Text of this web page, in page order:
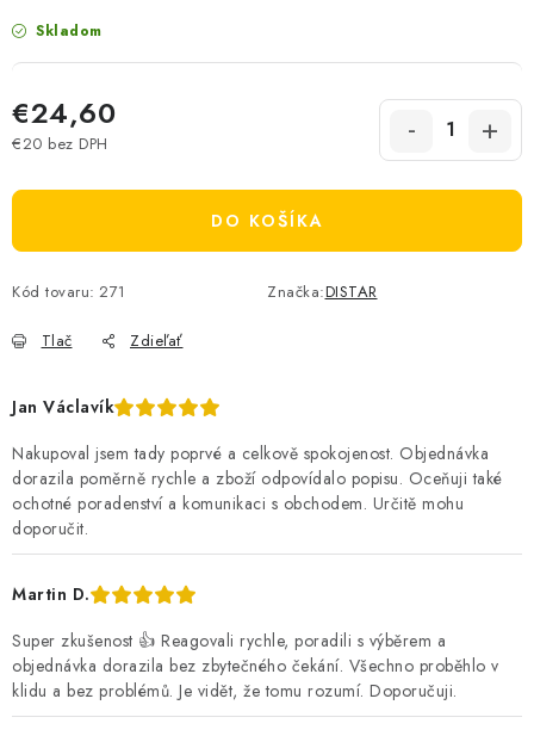
Skladom
€24,60
€20 bez DPH
DO KOŠÍKA
Kód tovaru: 271 Značka:DISTAR
Tlač Zdieľať
Jan Václavík
Nakupoval jsem tady poprvé a celkově spokojenost. Objednávka
dorazila poměrně rychle a zboží odpovídalo popisu. Oceňuji také
ochotné poradenství a komunikaci s obchodem. Určitě mohu
doporučit.
Martin D.
Super zkušenost 👍 Reagovali rychle, poradili s výběrem a
objednávka dorazila bez zbytečného čekání. Všechno proběhlo v
klidu a bez problémů. Je vidět, že tomu rozumí. Doporučuji.